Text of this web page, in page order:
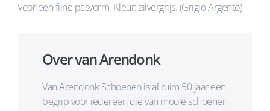
voor een fijne pasvorm. Kleur: zilvergrijs. (Grigio Argento)
Over van Arendonk
Van Arendonk Schoenen is al ruim 50 jaar een
begrip voor iedereen die van mooie schoenen